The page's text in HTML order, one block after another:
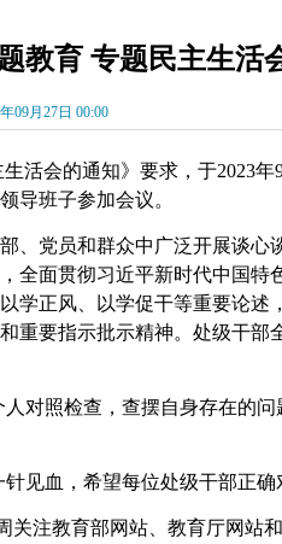
教育 专题民主生活
09月27日 00:00
活会的通知》要求，于2023
导班子参加会议。
、党员和群众中广泛开展谈心
全面贯彻习近平新时代中国
学正风、以学促干等重要论述
重要指示批示精神。处级干部
对照检查，查摆自身存在的
见血，希望每位处级干部正确
关注教育部网站、教育厅网站